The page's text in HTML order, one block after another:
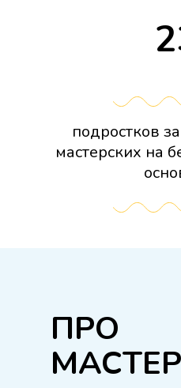
подростков
мастерских на
ПРО